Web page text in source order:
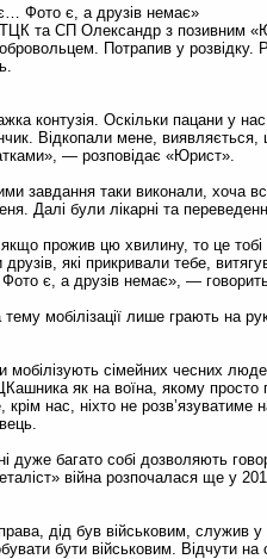
Фото є, а друзів немає»
ТЦК та СП Олександр з позивним
Потрапив у
контузія. Оскільки пацани у
Відкопали мене, виявляється,
— розповідає «Юрист».
завдання таки виконали, хоча
Далі були лікарні та
прожив цю хвилину, то це
які прикривали тебе,
є, а друзів немає», —
тему мобілізації лише грають на
мобілізують сімейних чесних
як на воїна, якому
крім нас, ніхто не
дуже багато собі дозволяють
війна розпочалася ще у
дід був військовим, служив
бути військовим. Відчути на